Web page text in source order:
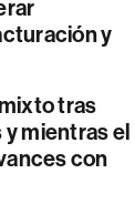
y
tras
mientras el
con